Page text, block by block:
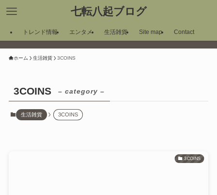
七転八起ブログ
トレンド情報 エンタメ 生活雑貨 Site map Contact
ホーム 生活雑貨 3COINS
3COINS – category –
生活雑貨 3COINS
3COINS